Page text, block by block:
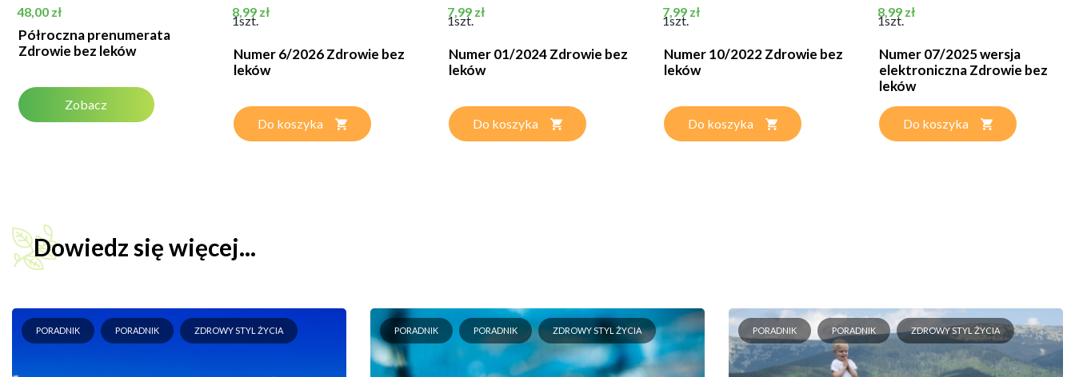
Cena
48,00 zł
Półroczna prenumerata
Zdrowie bez leków
Zobacz
Cena
8,99 zł
1szt.
Numer 6/2026 Zdrowie bez
leków
Do koszyka
Cena
7,99 zł
1szt.
Numer 01/2024 Zdrowie bez
leków
Do koszyka
Cena
7,99 zł
1szt.
Numer 10/2022 Zdrowie bez
leków
Do koszyka
Cena
8,99 zł
1szt.
Numer 07/2025 wersja
elektroniczna Zdrowie bez
leków
Do koszyka
Dowiedz się więcej...
PORADNIK PORADNIK ZDROWY STYL ŻYCIA PORADNIK PORADNIK ZDROWY STYL ŻYCIA PORADNIK PORADNIK ZDROWY STYL ŻYCIA